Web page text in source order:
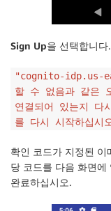
Sign Up을 선택합니다.
"cognito-idp.us-
할 수 없음과 같은
연결되어 있는지 다
를 다시 시작하십시
확인 코드가 지정된 이
당 코드를 다음 화면에
완료하십시오.